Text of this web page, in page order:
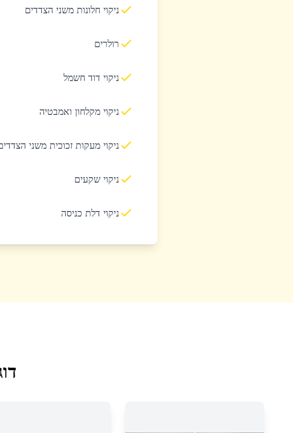
ניקוי חלונות משני הצדדים
רולרים
ניקוי דוד חשמל
ניקוי מקלחון ואמבטיה
ניקוי מעקות זכוכית משני
ניקוי שקעים
ניקוי דלת כניסה